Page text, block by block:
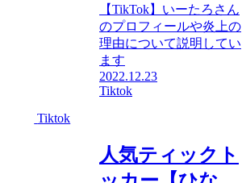
【TikTok】いーたろさん
のプロフィールや炎上の
理由について説明してい
ます
2022.12.23
Tiktok
Tiktok
人気ティックト